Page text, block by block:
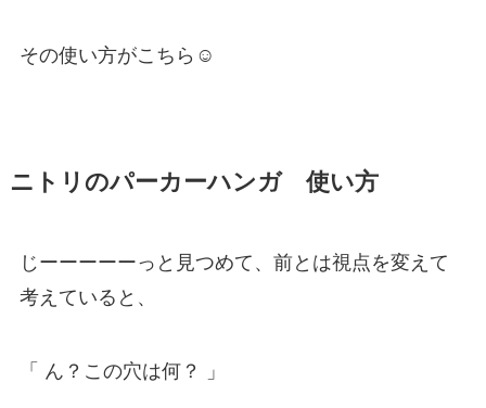
その使い方がこちら☺
ニトリのパーカーハンガ 使い方
じーーーーーっと見つめて、前とは視点を変えて
考えていると、
「 ん？この穴は何？ 」